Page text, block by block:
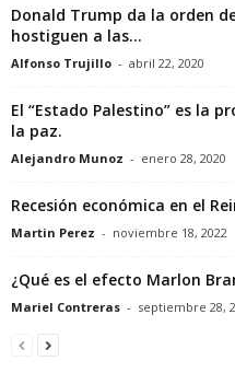
Donald Trump da la orden
hostiguen a las...
Alfonso Trujillo - abril 22, 2020
El “Estado Palestino” es la
la paz.
Alejandro Munoz - enero 28, 2020
Recesión económica en el
Martin Perez - noviembre 18, 2022
¿Qué es el efecto Marlon
Mariel Contreras - septiembre 28,